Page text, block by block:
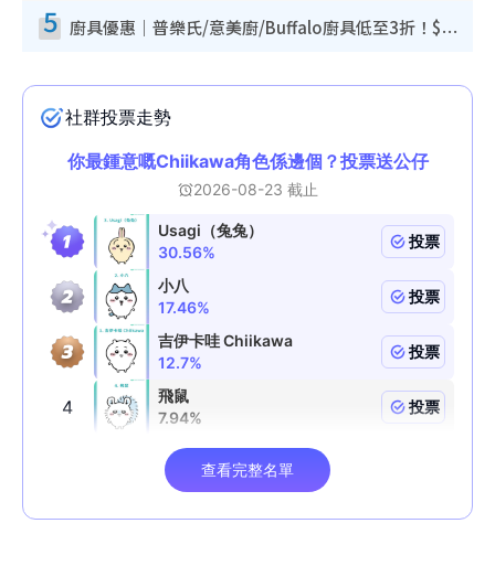
5 廚具優惠｜普樂氏/意美廚/Buffalo廚具低至3折！$89起買煎鍋／炒鑊／個人鍋 同場小家電激減至$99起